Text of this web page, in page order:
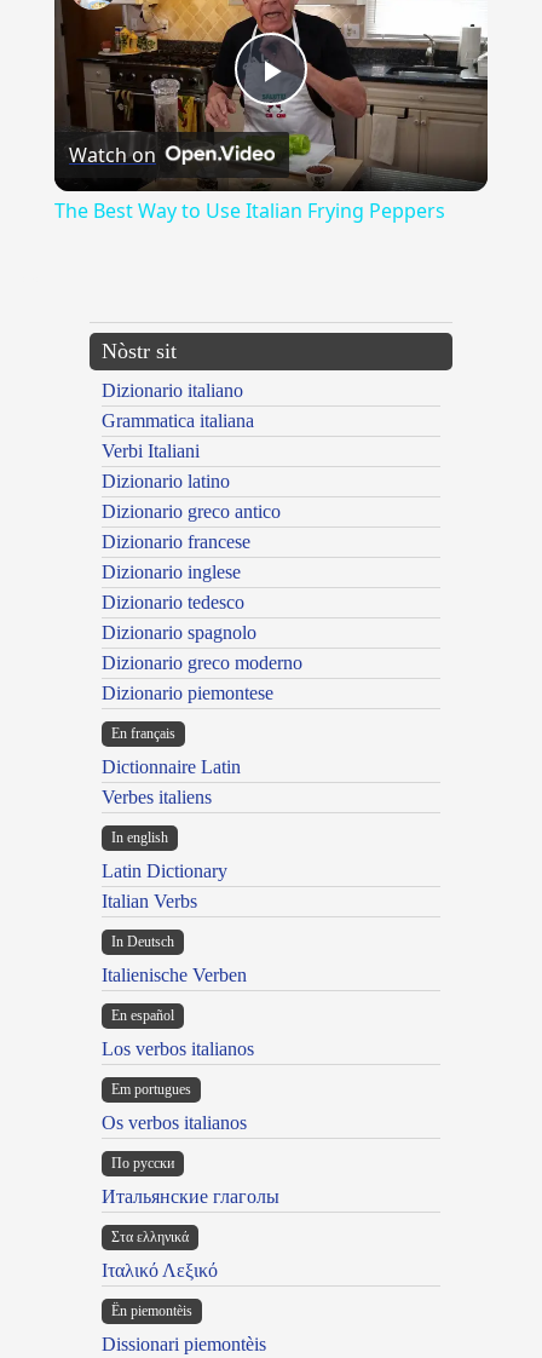
Play
Video
Watch on
The Best Way to Use Italian Frying Peppers
Nòstr sit
Dizionario italiano
Grammatica italiana
Verbi Italiani
Dizionario latino
Dizionario greco antico
Dizionario francese
Dizionario inglese
Dizionario tedesco
Dizionario spagnolo
Dizionario greco moderno
Dizionario piemontese
En français
Dictionnaire Latin
Verbes italiens
In english
Latin Dictionary
Italian Verbs
In Deutsch
Italienische Verben
En español
Los verbos italianos
Em portugues
Os verbos italianos
По русски
Итальянские глаголы
Στα ελληνικά
Ιταλικό Λεξικό
Ën piemontèis
Dissionari piemontèis